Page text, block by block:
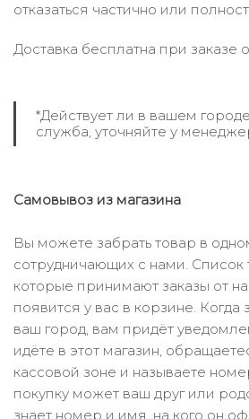
отказаться частично или
Доставка бесплатна при заказе
*Действует ли в вашем
служба, уточняйте у
Самовывоз из магазина
Вы можете забрать товар в
сотрудничающих с нами. Список
которые принимают заказы от
появится у вас в корзине. Когда
ваш город, вам придёт
идёте в этот магазин,
кассовой зоне и называете
покупку может ваш друг или
знает номер и имя, на кого он